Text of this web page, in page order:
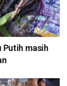
Putih masih